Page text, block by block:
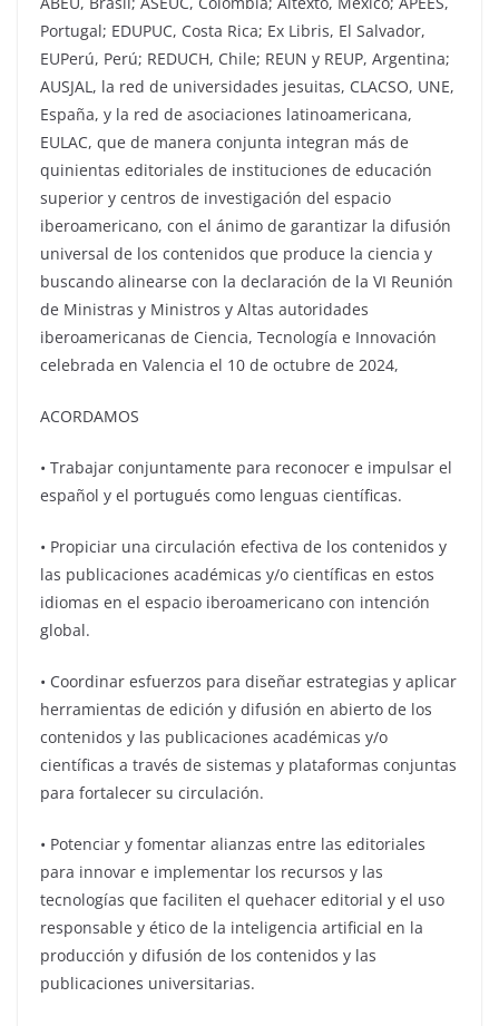
Portugal; EDUPUC, Costa Rica; Ex Libris, El Salvador,
EUPerú, Perú; REDUCH, Chile; REUN y REUP, Argentina;
AUSJAL, la red de universidades jesuitas, CLACSO, UNE,
España, y la red de asociaciones latinoamericana,
EULAC, que de manera conjunta integran más de
quinientas editoriales de instituciones de educación
superior y centros de investigación del espacio
iberoamericano, con el ánimo de garantizar la difusión
universal de los contenidos que produce la ciencia y
buscando alinearse con la declaración de la VI Reunión
de Ministras y Ministros y Altas autoridades
iberoamericanas de Ciencia, Tecnología e Innovación
celebrada en Valencia el 10 de octubre de 2024,
ACORDAMOS
•⁠ ⁠Trabajar conjuntamente para reconocer e impulsar el
español y el portugués como lenguas científicas.
• Propiciar una circulación efectiva de los contenidos y
las publicaciones académicas y/o científicas en estos
idiomas en el espacio iberoamericano con intención
global.
•⁠ ⁠Coordinar esfuerzos para diseñar estrategias y aplicar
herramientas de edición y difusión en abierto de los
contenidos y las publicaciones académicas y/o
científicas a través de sistemas y plataformas conjuntas
para fortalecer su circulación.
•⁠ ⁠Potenciar y fomentar alianzas entre las editoriales
para innovar e implementar los recursos y las
tecnologías que faciliten el quehacer editorial y el uso
responsable y ético de la inteligencia artificial en la
producción y difusión de los contenidos y las
publicaciones universitarias.